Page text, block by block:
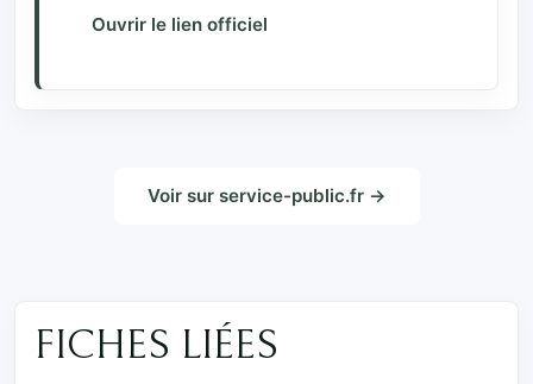
Ouvrir le lien officiel
Voir sur service-public.fr →
FICHES LIÉES